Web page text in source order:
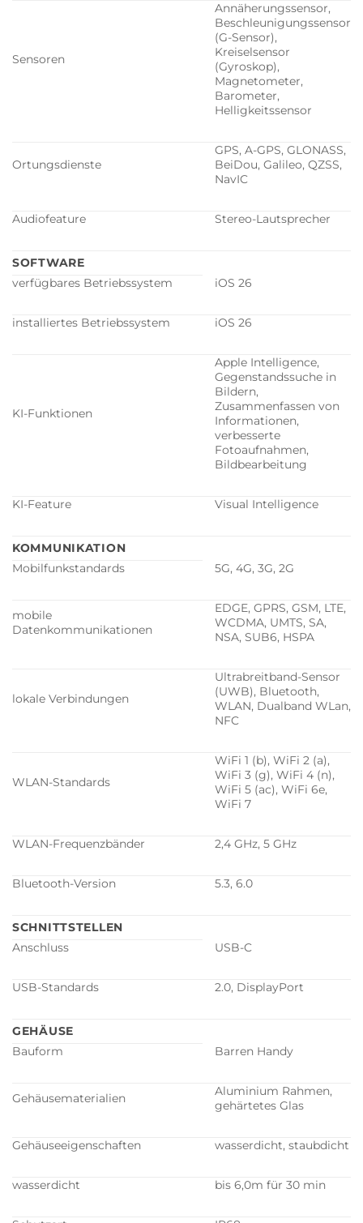
Sensoren
Annäherungssensor,
Beschleunigungssensor
(G-Sensor),
Kreiselsensor
(Gyroskop),
Magnetometer,
Barometer,
Helligkeitssensor
Ortungsdienste
GPS, A-GPS, GLONASS,
BeiDou, Galileo, QZSS,
NavIC
Audiofeature Stereo-Lautsprecher
SOFTWARE
verfügbares Betriebssystem
iOS 26
installiertes Betriebssystem iOS 26
KI-Funktionen
Apple Intelligence,
Gegenstandssuche in
Bildern,
Zusammenfassen von
Informationen,
verbesserte
Fotoaufnahmen,
Bildbearbeitung
KI-Feature Visual Intelligence
KOMMUNIKATION
Mobilfunkstandards
5G, 4G, 3G, 2G
mobile
Datenkommunikationen
EDGE, GPRS, GSM, LTE,
WCDMA, UMTS, SA,
NSA, SUB6, HSPA
lokale Verbindungen
Ultrabreitband-Sensor
(UWB), Bluetooth,
WLAN, Dualband WLan,
NFC
WLAN-Standards
WiFi 1 (b), WiFi 2 (a),
WiFi 3 (g), WiFi 4 (n),
WiFi 5 (ac), WiFi 6e,
WiFi 7
WLAN-Frequenzbänder 2,4 GHz, 5 GHz
Bluetooth-Version 5.3, 6.0
SCHNITTSTELLEN
Anschluss
USB-C
USB-Standards 2.0, DisplayPort
GEHÄUSE
Bauform
Barren Handy
Gehäusematerialien
Aluminium Rahmen,
gehärtetes Glas
Gehäuseeigenschaften wasserdicht, staubdicht
wasserdicht bis 6,0m für 30 min